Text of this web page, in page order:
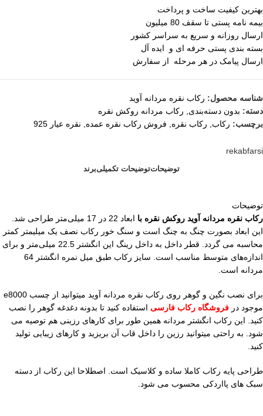
بهترین کیفیت ساخت و پرداخت
بیمه نامه پستی تا سقف 80 میلیون
ارسال روزانه و سریع به سراسر کشور
بسته بندی پستی حرفه ای و ایده آل
ارسال پیامک در هر مرحله از سفارش
شناسه محصول: رکاب نقره مردانه آوید
دسته: بدون دسته‌بندی, رکاب مردانه روکش نقره
برچسب: رکاب, رکاب نقره, فروش رکاب نقره عمده, نقره عیار 925
rekabfarsi
توضیحاتتوضیحات تکمیلیبرند
توضیحات
رکاب نقره مردانه آوید روکش نقره با
ابعاد 22 در 17 میلی‌متر طراحی شد.
این ابعاد بصورت چنگ به چنگ است و سنگ خور رکاب نصف یک میلیمتر کمتر
محاسبه می گردد. قطر داخل به داخل رینگ این انگشتر 22.5 میلی‌متر و برای
اندازه‌های متوسط مناسب است. سایز رکاب طبق میل نمره انگشتر 64
مردانه است.
برای نصب نگین و گوهر روی رکاب نقره مردانه آوید میتوانید از چسب e8000
موجود در فروشگاه رکاب فارسی استفاده کنید تا بدونه دغدغه گوهر را نصب
کنید. این رکاب انگشتر مردانه همین طور برای کارهای رزینی هم توصیه می
شود. به راحتی میتوانید رزین را داخل قاب آن بریزید و کارهای زیبایی تولید
کنید.
طراحی پایه رکاب کاملا ساده و کلاسیک است. اصطلاحا این رکاب از دسته
سبک های پااردکی محسوب می شود.